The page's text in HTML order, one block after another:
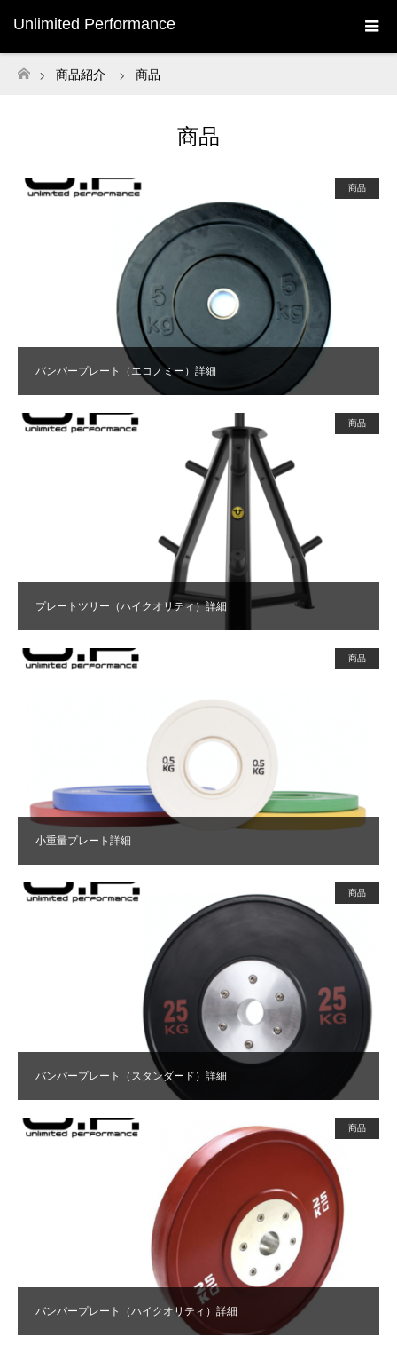
Unlimited Performance
ホーム
商品紹介 商品
商品
バンパープレート（エコノミー）詳細
商品
プレートツリー（ハイクオリティ）詳細
商品
小重量プレート詳細
商品
バンパープレート（スタンダード）詳細
商品
バンパープレート（ハイクオリティ）詳細
商品